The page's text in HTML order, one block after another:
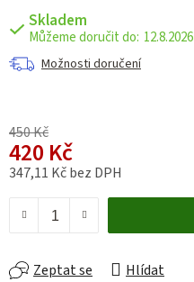
Skladem
12.8.2026
Možnosti doručení
450 Kč
420 Kč
347,11 Kč bez DPH
Zeptat se Hlídat